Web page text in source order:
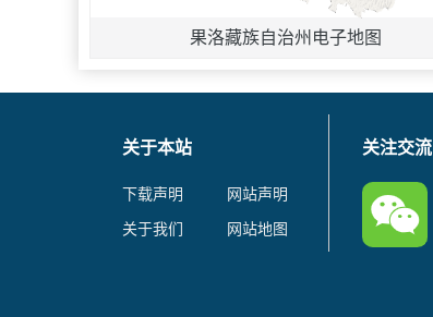
果洛藏族自治州电子地图
关于本站
下载声明
网站声明
关于我们
网站地图
关注交流